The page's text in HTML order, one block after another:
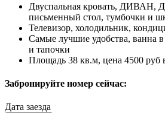
Двуспальная кровать,
письменный стол, тумбочки и
Телевизор, холодильник,
Самые лучшие удобства, ванна в
и тапочки
Площадь 38 кв.м, цена 4500 руб
Забронируйте номер сейчас:
Дата заезда